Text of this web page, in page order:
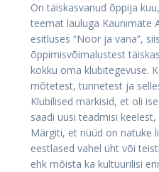
On täiskasvanud õppija
teemat lauluga Kaunimate
esitluses “Noor ja vana”,
õppimisvõimalustest
kokku oma klubitegevuse.
mõtetest, tunnetest ja
Klubilised märkisid, et oli
saadi uusi teadmisi
Märgiti, et nüüd on natuke
eestlased vahel üht või
ehk mõista ka kultuurilisi